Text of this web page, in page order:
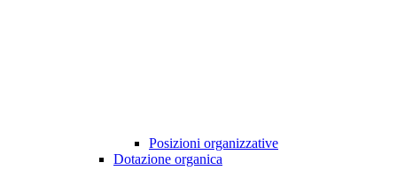
Posizioni organizzative
Dotazione organica